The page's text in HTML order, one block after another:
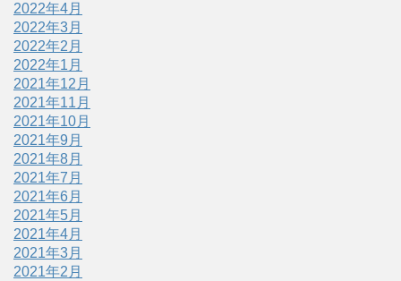
2022年4月
2022年3月
2022年2月
2022年1月
2021年12月
2021年11月
2021年10月
2021年9月
2021年8月
2021年7月
2021年6月
2021年5月
2021年4月
2021年3月
2021年2月